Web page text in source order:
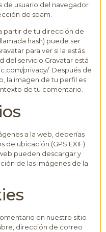
de usuario del navegador
de spam.
partir de tu dirección de
hash) puede ser
para ver si la estás
del servicio Gravatar está
privacy/. Después de
la imagen de tu perfil es
de tu comentario.
a la web, deberías
de ubicación (GPS EXIF)
pueden descargar y
de las imágenes de la
en nuestro sitio
dirección de correo